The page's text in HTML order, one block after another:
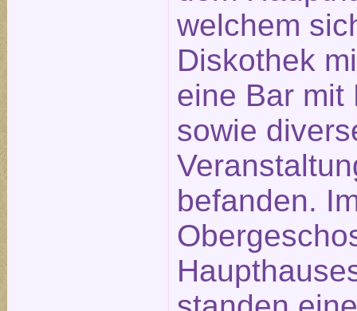
welchem
Diskothek
eine Bar mit
sowie
befanden.